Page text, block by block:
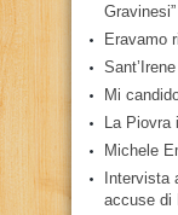
Gravinesi”
Eravamo
Mi
La Piovra
Michele
Intervista
accuse di